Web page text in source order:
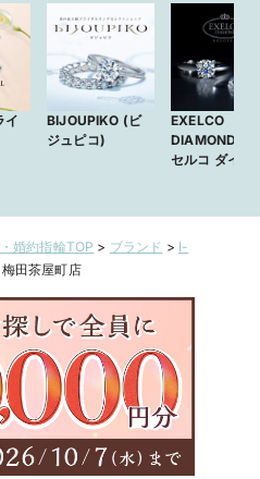
イ
BIJOUPIKO (ビ
ジュピコ)
EXELCO
DIAMOND (
セルコ ダイヤ
婚約指輪TOP > ブランド > I-
梅田茶屋町店